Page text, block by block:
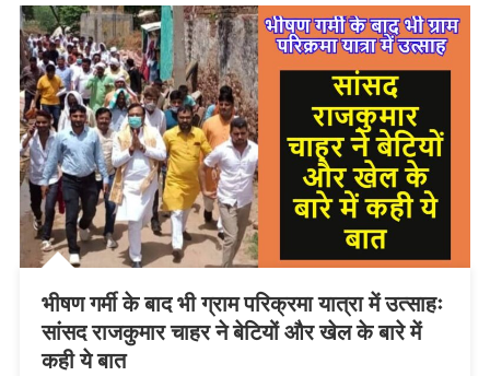
भीषण गर्मी के बाद भी ग्राम परिक्रमा यात्रा में उत्साहः
सांसद राजकुमार चाहर ने बेटियों और खेल के बारे में
कही ये बात